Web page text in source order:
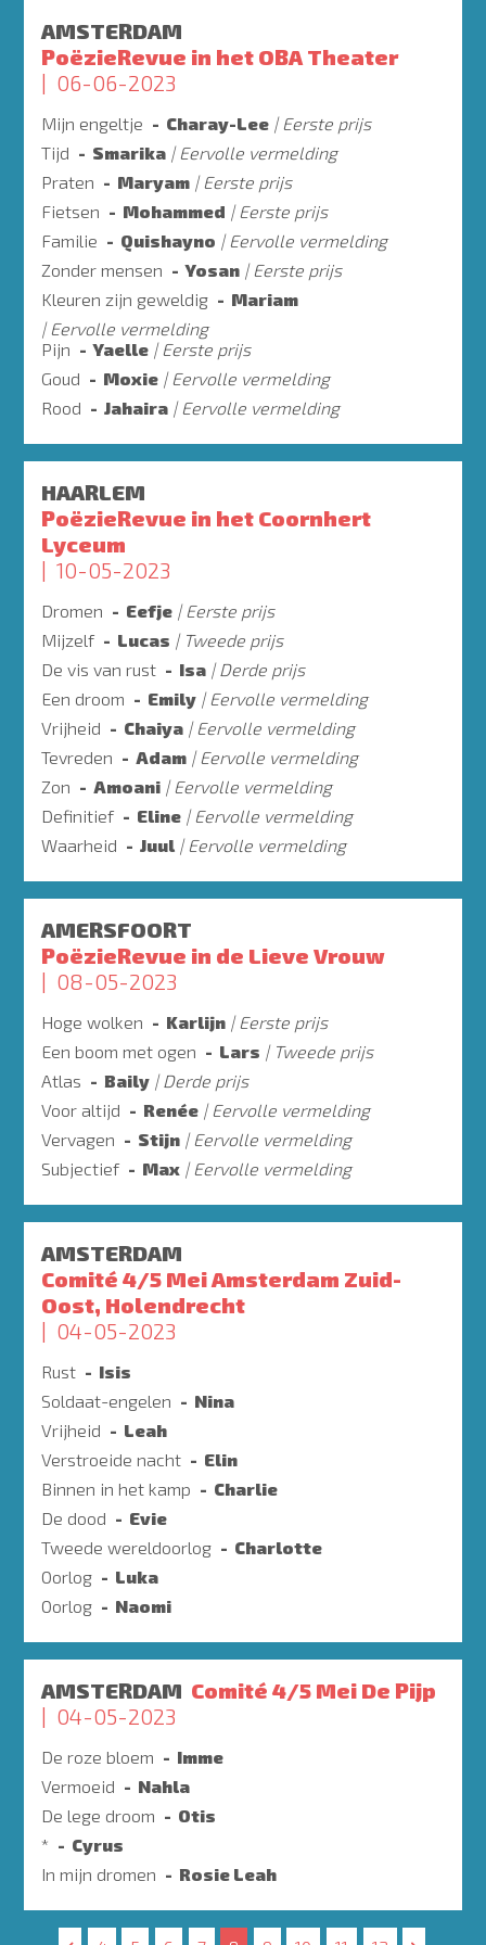
AMSTERDAM
PoëzieRevue in het OBA Theater
06-06-2023
Mijn engeltje Charay-Lee
Eerste prijs
Tijd
Smarika
Eervolle vermelding
Praten
Maryam
Eerste prijs
Fietsen
Mohammed
Eerste prijs
Familie
Quishayno
Eervolle vermelding
Zonder mensen
Yosan
Eerste prijs
Kleuren zijn geweldig
Mariam
Eervolle vermelding
Pijn
Yaelle
Eerste prijs
Goud
Moxie
Eervolle vermelding
Rood
Jahaira Eervolle vermelding
HAARLEM
PoëzieRevue in het Coornhert
Lyceum
10-05-2023
Dromen Eefje
Eerste prijs
Mijzelf
Lucas
Tweede prijs
De vis van rust
Isa
Derde prijs
Een droom
Emily
Eervolle vermelding
Vrijheid
Chaiya
Eervolle vermelding
Tevreden
Adam
Eervolle vermelding
Zon
Amoani
Eervolle vermelding
Definitief
Eline
Eervolle vermelding
Waarheid
Juul Eervolle vermelding
AMERSFOORT
PoëzieRevue in de Lieve Vrouw
08-05-2023
Hoge wolken Karlijn
Eerste prijs
Een boom met ogen
Lars
Tweede prijs
Atlas
Baily
Derde prijs
Voor altijd
Renée
Eervolle vermelding
Vervagen
Stijn
Eervolle vermelding
Subjectief
Max Eervolle vermelding
AMSTERDAM
Comité 4/5 Mei Amsterdam Zuid-
Oost, Holendrecht
04-05-2023
Rust
Isis
Soldaat-engelen
Nina
Vrijheid
Leah
Verstroeide nacht
Elin
Binnen in het kamp
Charlie
De dood
Evie
Tweede wereldoorlog
Charlotte
Oorlog
Luka
Oorlog
Naomi
AMSTERDAM Comité 4/5 Mei De Pijp
04-05-2023
De roze bloem
Imme
Vermoeid
Nahla
De lege droom
Otis
*
Cyrus
In mijn dromen
Rosie Leah
Paginering